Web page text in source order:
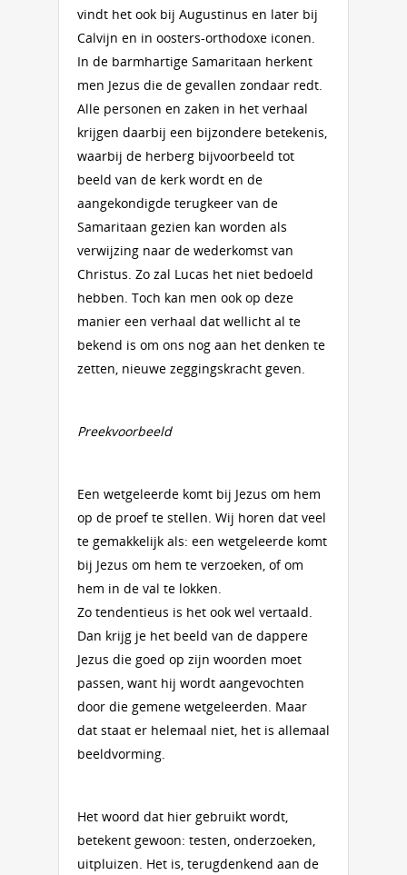
vindt het ook bij Augustinus en later bij
Calvijn en in oosters-orthodoxe iconen.
In de barmhartige Samaritaan herkent
men Jezus die de gevallen zondaar redt.
Alle personen en zaken in het verhaal
krijgen daarbij een bijzondere betekenis,
waarbij de herberg bijvoorbeeld tot
beeld van de kerk wordt en de
aangekondigde terugkeer van de
Samaritaan gezien kan worden als
verwijzing naar de wederkomst van
Christus. Zo zal Lucas het niet bedoeld
hebben. Toch kan men ook op deze
manier een verhaal dat wellicht al te
bekend is om ons nog aan het denken te
zetten, nieuwe zeggingskracht geven.
Preekvoorbeeld
Een wetgeleerde komt bij Jezus om hem
op de proef te stellen. Wij horen dat veel
te gemakkelijk als: een wetgeleerde komt
bij Jezus om hem te verzoeken, of om
hem in de val te lokken.
Zo tendentieus is het ook wel vertaald.
Dan krijg je het beeld van de dappere
Jezus die goed op zijn woorden moet
passen, want hij wordt aangevochten
door die gemene wetgeleerden. Maar
dat staat er helemaal niet, het is allemaal
beeldvorming.
Het woord dat hier gebruikt wordt,
betekent gewoon: testen, onderzoeken,
uitpluizen. Het is, terugdenkend aan de